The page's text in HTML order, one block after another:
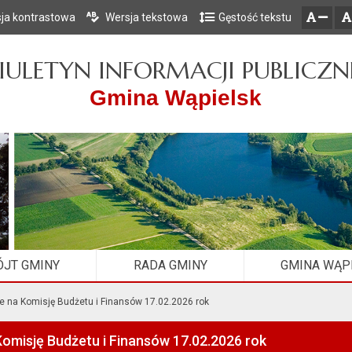
Przejdź do głównego menu
Przejdź do treści
Przejdź do mapy serwisu
kontrastowa Wersja tekstowa Gęstość tekstu
INFORMACJI
Gmina Wąpielsk
GMINY RADA GMINY GMINA
na Komisję Budżetu i Finansów 17.02.2026 rok
Budżetu i Finansów 17.02.2026 rok